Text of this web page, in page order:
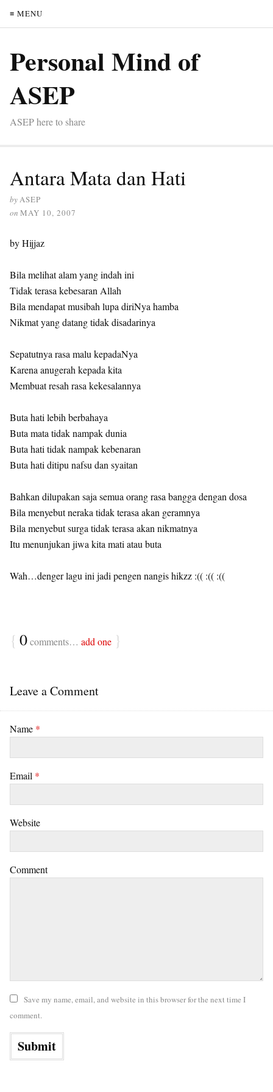
≡ MENU
Personal Mind of
ASEP
ASEP here to share
Antara Mata dan Hati
byASEP
on MAY 10, 2007
by Hijjaz
Bila melihat alam yang indah ini
Tidak terasa kebesaran Allah
Bila mendapat musibah lupa diriNya hamba
Nikmat yang datang tidak disadarinya
Sepatutnya rasa malu kepadaNya
Karena anugerah kepada kita
Membuat resah rasa kekesalannya
Buta hati lebih berbahaya
Buta mata tidak nampak dunia
Buta hati tidak nampak kebenaran
Buta hati ditipu nafsu dan syaitan
Bahkan dilupakan saja semua orang rasa bangga dengan dosa
Bila menyebut neraka tidak terasa akan geramnya
Bila menyebut surga tidak terasa akan nikmatnya
Itu menunjukan jiwa kita mati atau buta
Wah…denger lagu ini jadi pengen nangis hikzz :(( :(( :((
{ 0comments… add one }
Leave a Comment
Name *
Email *
Website
Comment
Save my name, email, and website in this browser for the next time I
comment.